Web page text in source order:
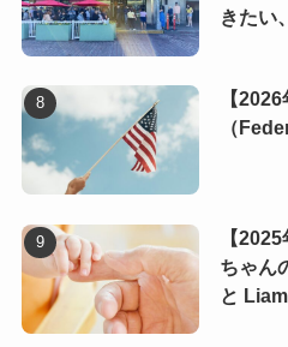
きたい
【
（
【
ちゃん
と